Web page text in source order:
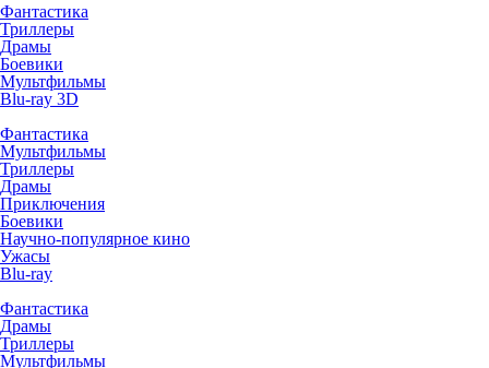
Фантастика
Триллеры
Драмы
Боевики
Мультфильмы
Blu-ray 3D
Фантастика
Мультфильмы
Триллеры
Драмы
Приключения
Боевики
Научно-популярное кино
Ужасы
Blu-ray
Фантастика
Драмы
Триллеры
Мультфильмы